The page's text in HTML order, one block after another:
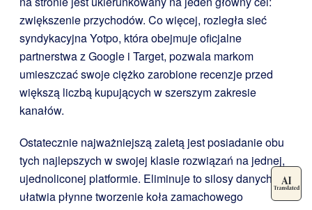
zwiększenie przychodów. Co więcej, rozległa sieć
syndykacyjna Yotpo, która obejmuje oficjalne
partnerstwa z Google i Target, pozwala markom
umieszczać swoje ciężko zarobione recenzje przed
większą liczbą kupujących w szerszym zakresie
kanałów.
Ostatecznie najważniejszą zaletą jest posiadanie obu
tych najlepszych w swojej klasie rozwiązań na jednej,
ujednoliconej platformie. Eliminuje to silosy danych i
ułatwia płynne tworzenie koła zamachowego